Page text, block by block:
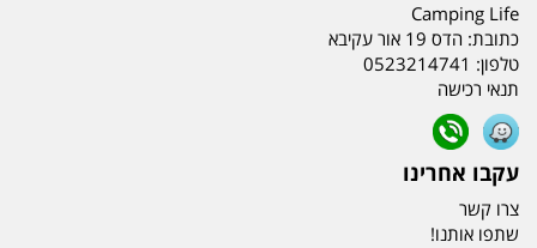
Camping Life
כתובת: הדס 19 אור עקיבא
טלפון: 0523214741
תנאי רכישה
עקבו אחרינו
צרו קשר
שתפו אותנו!